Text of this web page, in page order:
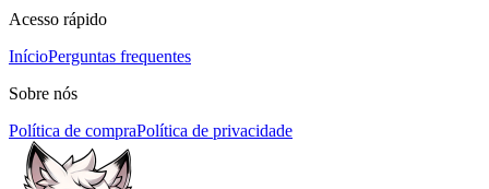
Acesso rápido
InícioPerguntas frequentes
Sobre nós
Política de compraPolítica de privacidade